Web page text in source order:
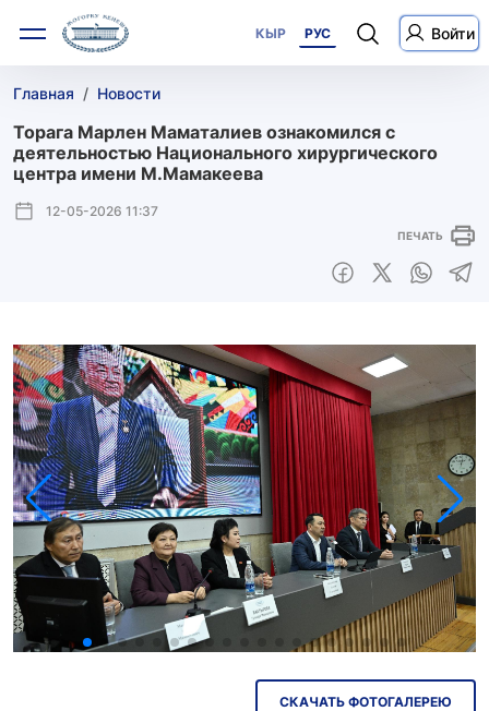
КЫР РУС Войти
Эл.почта: kattar@kenesh.kg
Прямой эфир
Радио Парламент
Парламент ТВ
Главная Новости
Торага Марлен Маматалиев ознакомился с
деятельностью Национального хирургического
центра имени М.Мамакеева
12-05-2026 11:37
ПЕЧАТЬ
СКАЧАТЬ ФОТОГАЛЕРЕЮ